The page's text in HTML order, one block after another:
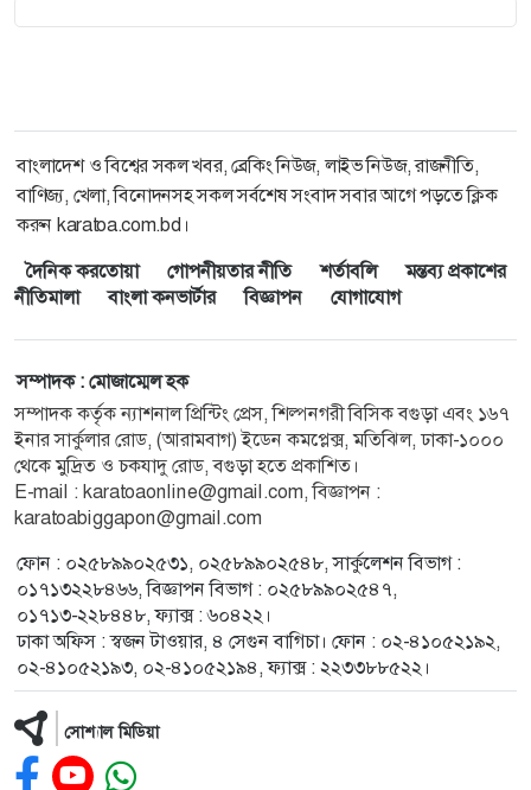
বাংলাদেশ ও বিশ্বের সকল খবর, ব্রেকিং নিউজ, লাইভ নিউজ, রাজনীতি,
বাণিজ্য, খেলা, বিনোদনসহ সকল সর্বশেষ সংবাদ সবার আগে পড়তে ক্লিক
করুন karatoa.com.bd।
দৈনিক করতোয়া
গোপনীয়তার নীতি শর্তাবলি
মন্তব্য প্রকাশের
নীতিমালা
বাংলা কনভার্টার বিজ্ঞাপন যোগাযোগ
সম্পাদক : মোজাম্মেল হক
সম্পাদক কর্তৃক ন্যাশনাল প্রিন্টিং প্রেস, শিল্পনগরী বিসিক বগুড়া এবং ১৬৭
ইনার সার্কুলার রোড, (আরামবাগ) ইডেন কমপ্লেক্স, মতিঝিল, ঢাকা-১০০০
থেকে মুদ্রিত ও চকযাদু রোড, বগুড়া হতে প্রকাশিত।
E-mail : karatoaonline@gmail.com, বিজ্ঞাপন :
karatoabiggapon@gmail.com
ফোন : ০২৫৮৯৯০২৫৩১, ০২৫৮৯৯০২৫৪৮, সার্কুলেশন বিভাগ :
০১৭১৩২২৮৪৬৬, বিজ্ঞাপন বিভাগ : ০২৫৮৯৯০২৫৪৭,
০১৭১৩-২২৮৪৪৮, ফ্যাক্স : ৬০৪২২।
ঢাকা অফিস : স্বজন টাওয়ার, ৪ সেগুন বাগিচা। ফোন : ০২-৪১০৫২১৯২,
০২-৪১০৫২১৯৩, ০২-৪১০৫২১৯৪, ফ্যাক্স : ২২৩৩৮৮৫২২।
সোশ্যাল মিডিয়া